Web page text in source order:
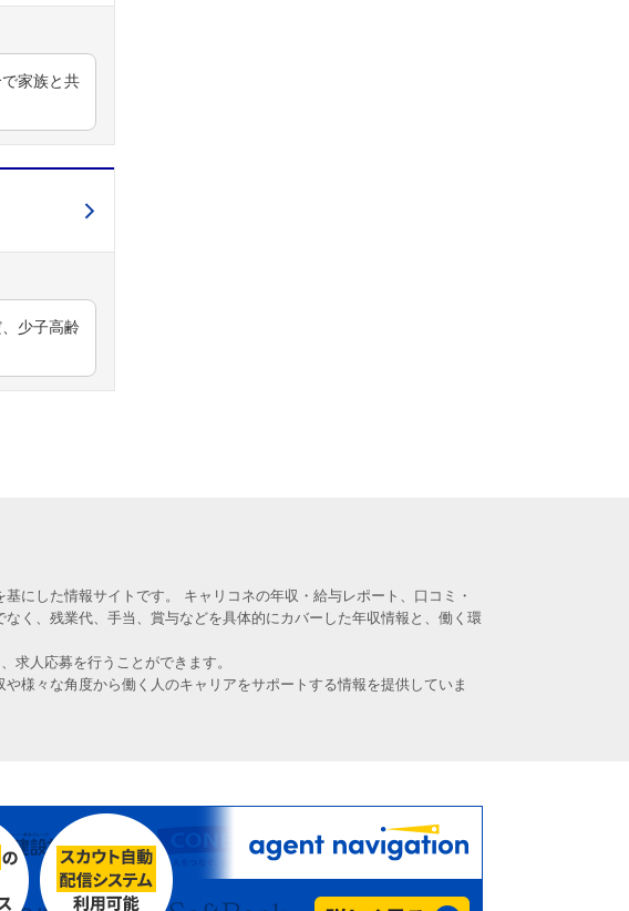
家族と共
少子高齢
にした情報サイトです。 キャリコネの年収・給与レポート、口コミ・
く、残業代、手当、賞与などを具体的にカバーした年収情報と、働く環
人応募を行うことができます。
様々な角度から働く人のキャリアをサポートする情報を提供していま